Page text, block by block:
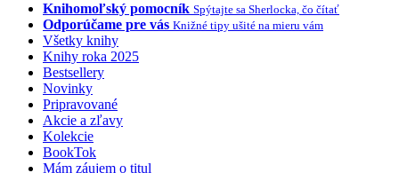
Knihomoľský pomocník Spýtajte sa Sherlocka, čo čítať
Odporúčame pre vás Knižné tipy ušité na mieru vám
Všetky knihy
Knihy roka 2025
Bestsellery
Novinky
Pripravované
Akcie a zľavy
Kolekcie
BookTok
Mám záujem o titul